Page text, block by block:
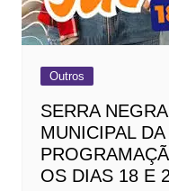
Outros
SERRA
MUNICIPAL
OS DIAS 18 E